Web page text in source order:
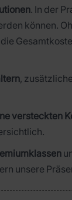
. In der
können.
,
versteckten
unsere